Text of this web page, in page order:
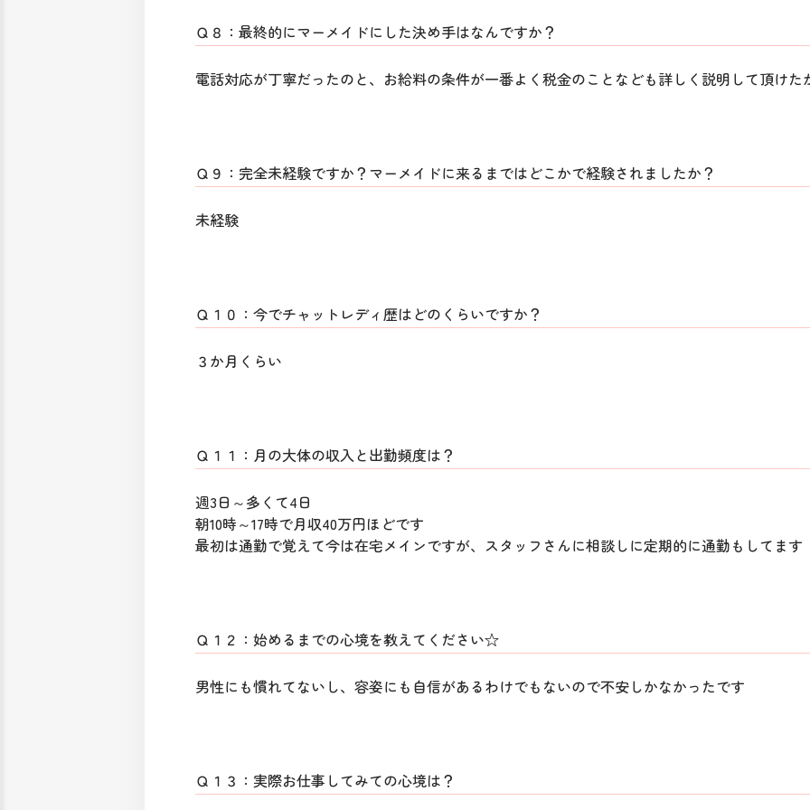
Ｑ８：最終的にマーメイドにした決め手はなんですか？
電話対応が丁寧だったのと、お給料の条件が一番よく税金のことなども詳しく説明して頂けた
Ｑ９：完全未経験ですか？マーメイドに来るまではどこかで経験されましたか？
未経験
Ｑ１０：今でチャットレディ歴はどのくらいですか？
３か月くらい
Ｑ１１：月の大体の収入と出勤頻度は？
週3日～多くて4日
朝10時～17時で月収40万円ほどです
最初は通勤で覚えて今は在宅メインですが、スタッフさんに相談しに定期的に通勤もしてます
Ｑ１２：始めるまでの心境を教えてください☆
男性にも慣れてないし、容姿にも自信があるわけでもないので不安しかなかったです
Ｑ１３：実際お仕事してみての心境は？